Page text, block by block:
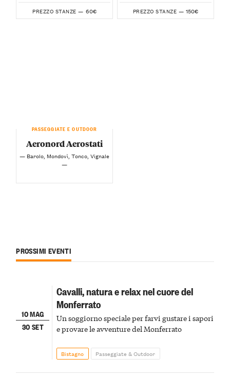
PREZZO STANZE — 60€ PREZZO STANZE — 150€
PASSEGGIATE E OUTDOOR
Aeronord Aerostati
— Barolo, Mondovì, Tonco, Vignale
—
PROSSIMI EVENTI
10 MAG
30 SET
Cavalli, natura e relax nel cuore del
Monferrato
Un soggiorno speciale per farvi gustare i sapori
e provare le avventure del Monferrato
Bistagno Passeggiate & Outdoor